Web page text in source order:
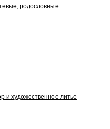
родословные
художественное литье